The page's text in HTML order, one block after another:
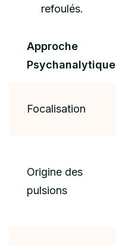
refoulés.
Approche
Psychanalytique
Focalisation
Origine des
pulsions